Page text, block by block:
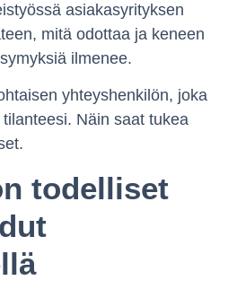
asiakasyrityksen
mitä odottaa ja keneen
ilmenee.
yhteyshenkilön, joka
Näin saat tukea
todelliset